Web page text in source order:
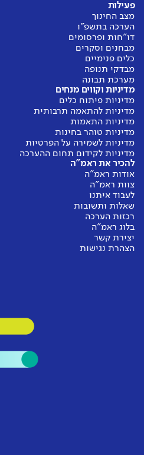
פעילות
מצב החינוך
הערכה בתשפ"ו
דו"חות ופרסומים
מבחנים וסקרים
כלים פנימיים
מבדקי תנופה
מערכת תבונה
מדיניות וקווים מנחים
מדיניות פיתוח כלים
מדיניות להתאמה תרבותית
מדיניות התאמות
מדיניות טוהר בחינות
מדיניות לשמירה על הפרטיות
מדיניות לקידום תחום ההערכה
להכיר את ראמ"ה
אודות ראמ"ה
צוות ראמ"ה
לעבוד איתנו
שאלות ותשובות
רכזות הערכה
בלוג ראמ"ה
יצירת קשר
הצהרת נגישות